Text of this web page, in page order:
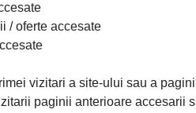
/ oferte accesate
vizitari a site-ului sau a
paginii anterioare accesarii